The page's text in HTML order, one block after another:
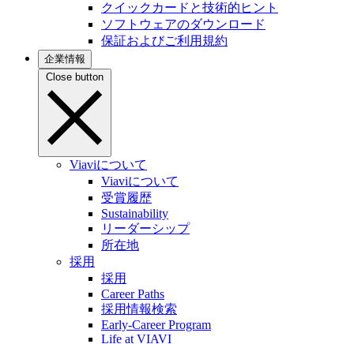
クイックカードと技術的ヒント
ソフトウェアのダウンロード
保証およびご利用規約
企業情報
Close button
Viaviについて
Viaviについて
受賞履歴
Sustainability
リーダーシップ
所在地
採用
採用
Career Paths
採用情報検索
Early-Career Program
Life at VIAVI